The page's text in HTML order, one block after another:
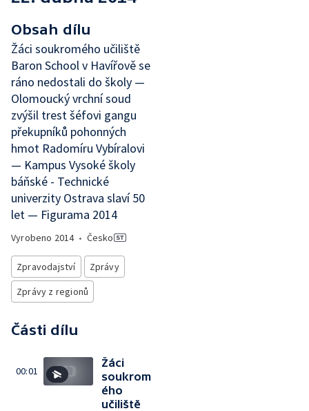
Obsah dílu
Žáci soukromého učiliště
Baron School v Havířově se
ráno nedostali do školy —
Olomoucký vrchní soud
zvýšil trest šéfovi gangu
překupníků pohonných
hmot Radomíru Vybíralovi
— Kampus Vysoké školy
báňské - Technické
univerzity Ostrava slaví 50
let — Figurama 2014
Vyrobeno 2014• Česko
Zpravodajství
Zprávy
Zprávy z regionů
Části dílu
00:01
Žáci
soukrom
ého
učiliště